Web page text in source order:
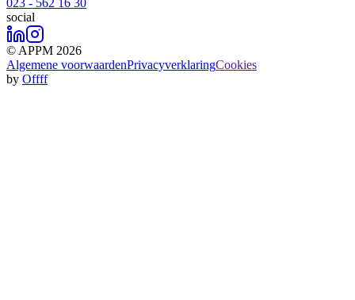
023 - 562 16 30
social
© APPM 2026
Algemene voorwaardenPrivacyverklaringCookies
by Offff